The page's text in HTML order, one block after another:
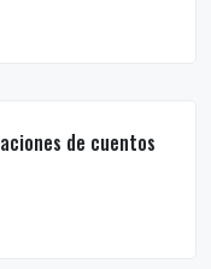
de cuentos